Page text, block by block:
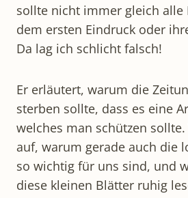
sollte nicht immer gleich alle
dem ersten Eindruck oder
Da lag ich schlicht falsch!
Er erläutert, warum die
sterben sollte, dass es eine
welches man schützen
auf, warum gerade auch die
so wichtig für uns sind, und
diese kleinen Blätter ruhig